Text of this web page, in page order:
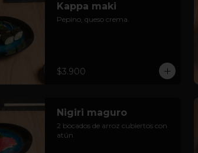
Kappa maki
Pepino, queso crema.
$3.900
Nigiri maguro
2 bocados de arroz cubiertos con
atún